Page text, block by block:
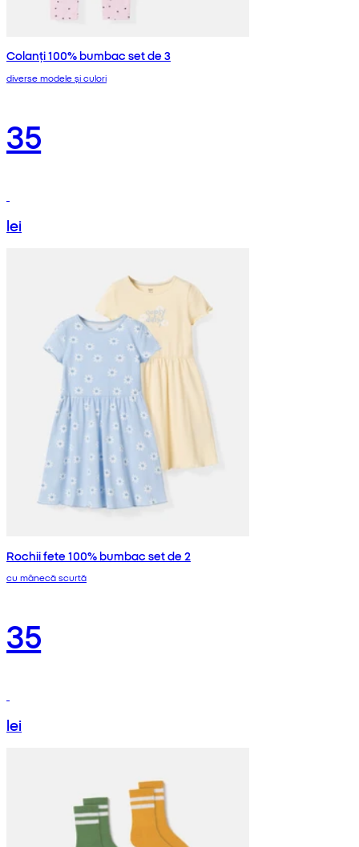
Colanți 100% bumbac set de 3
diverse modele și culori
35
lei
Rochii fete 100% bumbac set de 2
cu mânecă scurtă
35
lei